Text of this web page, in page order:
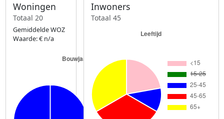
Woningen
Totaal 20
Gemiddelde WOZ
Waarde: € n/a
Inwoners
Totaal 45